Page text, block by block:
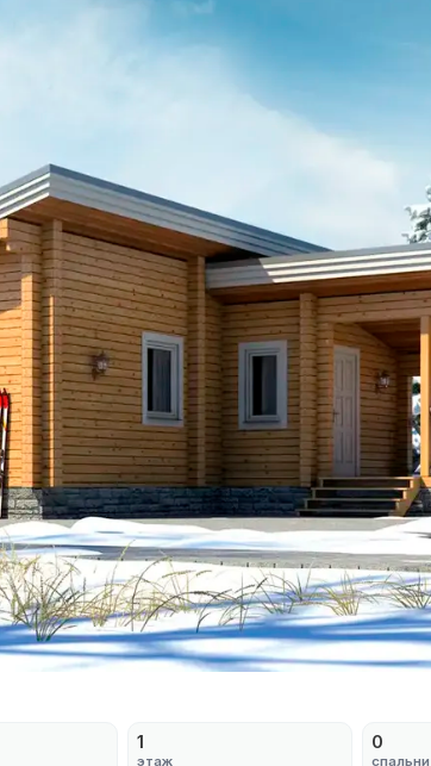
1
этаж
0
спальни